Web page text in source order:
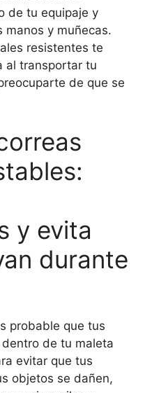
de tu equipaje y
manos y muñecas.
resistentes te
al transportar tu
de que se
y evita
durante
probable que tus
de tu maleta
evitar que tus
objetos se dañen,